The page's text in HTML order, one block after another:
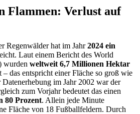
Flammen: Verlust auf
Regenwälder hat im Jahr2024 ein
Laut einem Bericht des World
wurden weltweit 6,7 Millionen Hektar
das entspricht einer Fläche so groß wie
im Jahr 2002 war der
zum Vorjahr bedeutet das einen
80 Prozent. Allein jede Minute
Fläche von 18 Fußballfeldern. Durch